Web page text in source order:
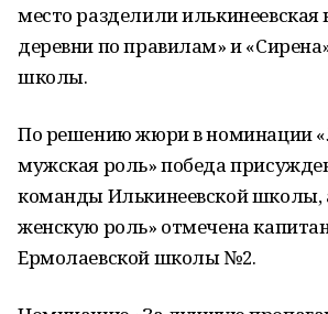
место разделили илькинеевская
деревни по правилам» и
школы.
По решению жюри в номина­ции
мужская роль» побе­да
команды Илькинеевской школы,
женскую роль» отмечена
Ермолаевской шко­лы №2.